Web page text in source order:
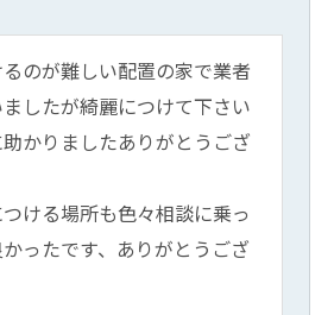
のが難しい配置の家で業者
したが綺麗につけて下さい
かりましたありがとうござ
ける場所も色々相談に乗っ
ったです、ありがとうござ